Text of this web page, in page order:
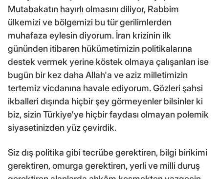
Mutabakatın hayırlı olmasını diliyor, Rabbim
ülkemizi ve bölgemizi bu tür gerilimlerden
muhafaza eylesin diyorum. İran krizinin ilk
gününden itibaren hükümetimizin politikalarına
destek vermek yerine köstek olmaya çalışanları ise
bugün bir kez daha Allah'a ve aziz milletimizin
tertemiz vicdanına havale ediyorum. Gözleri şahsi
ikballeri dışında hiçbir şey görmeyenler bilsinler ki
biz, sizin Türkiye'ye hiçbir faydası olmayan polemik
siyasetinizden yüz çevirdik.
Siz dış politika gibi tecrübe gerektiren, bilgi birikimi
gerektiren, omurga gerektiren, yerli ve milli duruş